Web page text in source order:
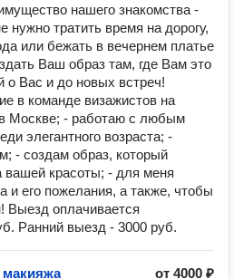
нашего знакомства -
нужно тратить время на дорогу,
или бежать в вечернем платье
Ваш образ там, где Вам это
о Вас и до новых встреч!
в команде визажистов на
Москве; - работаю с любым
элегантного возраста; -
- создам образ, который
вашей красоты; - для меня
и его пожелания, а также, чтобы
Выезд оплачивается
Ранний выезд - 3000 руб.
макияжа
от 4000 ₽